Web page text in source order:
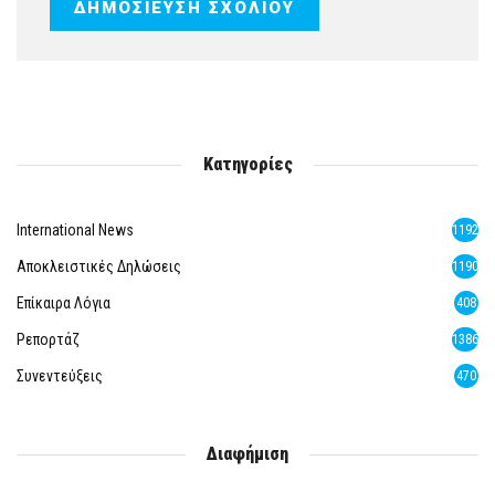
Κατηγορίες
International News 1192
Αποκλειστικές Δηλώσεις 1190
Επίκαιρα Λόγια 408
Ρεπορτάζ 1386
Συνεντεύξεις 470
Διαφήμιση